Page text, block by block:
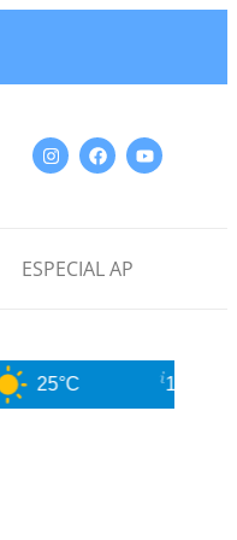
ESPECIAL AP